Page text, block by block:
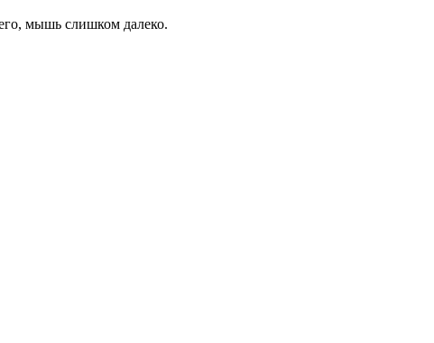
мышь слишком далеко.